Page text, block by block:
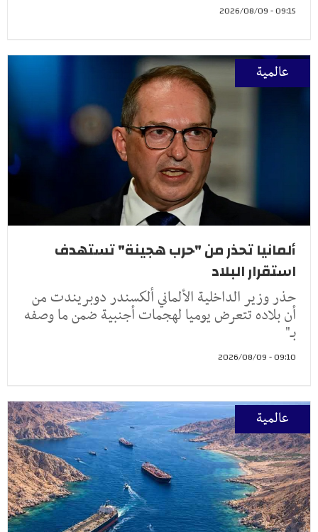
09:15 - 2026/08/09
عالمية
ألمانيا تحذر من "حرب هجينة" تستهدف
استقرار البلاد
حذر وزير الداخلية الألماني ألكسندر دوبريندت من
أن بلاده تتعرض يوميا لهجمات أجنبية ضمن ما وصفه
بـ"
09:10 - 2026/08/09
عالمية